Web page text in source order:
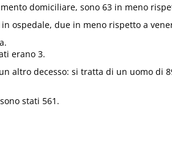
domiciliare, sono 63 in meno
ospedale, due in meno rispetto a
erano 3.
altro decesso: si tratta di un uomo di
stati 561.